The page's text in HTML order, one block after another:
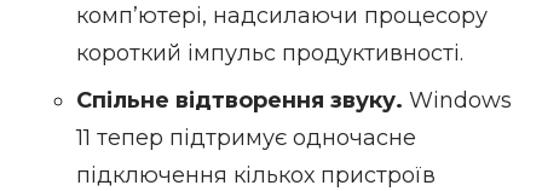
компʼютері, надсилаючи процесору
короткий імпульс продуктивності.
Спільне відтворення звуку. Windows
11 тепер підтримує одночасне
підключення кількох пристроїв